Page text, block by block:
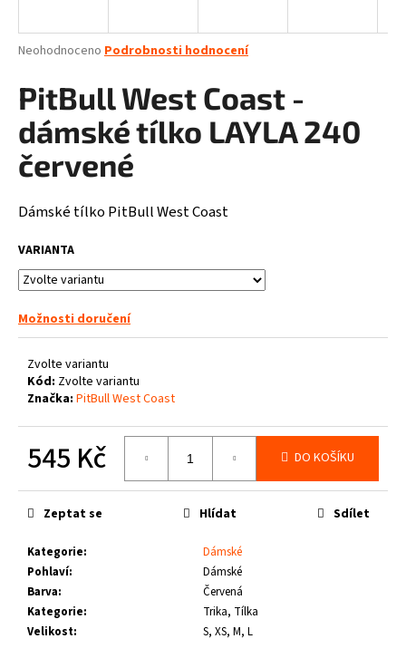
Průměrné
produktu
je
0,0
z
5
hvězdiček.
Neohodnoceno Podrobnosti hodnocení
PitBull West Coast -
dámské tílko LAYLA 240
červené
Dámské tílko PitBull West Coast
VARIANTA
Možnosti doručení
Zvolte variantu
Kód: Zvolte variantu
Značka: PitBull West Coast
545 Kč
cena:
DO KOŠÍKU
Kategorie:
Dámské
Pohlaví:
Dámské
Barva:
Červená
Kategorie:
Trika, Tílka
Velikost: S, XS, M, L
Zeptat se Hlídat Sdílet
j
t
?
HLEDAT
D
o
p
u
u
m
PIT
BULL
WEST
COAST
TENISKY